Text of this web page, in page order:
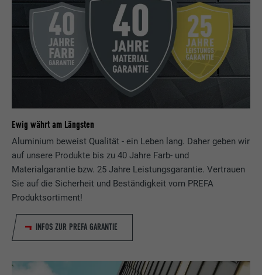
Ewig währt am Längsten
Aluminium beweist Qualität - ein Leben lang. Daher geben wir
auf unsere Produkte bis zu 40 Jahre Farb- und
Materialgarantie bzw. 25 Jahre Leistungsgarantie. Vertrauen
Sie auf die Sicherheit und Beständigkeit vom PREFA
Produktsortiment!
INFOS ZUR PREFA GARANTIE